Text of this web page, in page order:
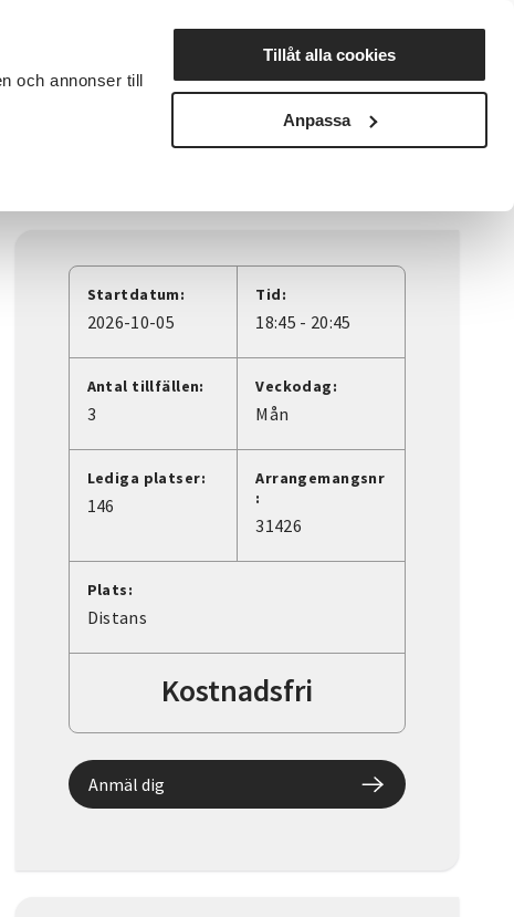
och annonser till
Tillåt alla cookies
Anpassa
Nyheter Avdelningar
Startdatum:
2026-10-05
Tid:
18:45 - 20:45
Antal tillfällen:
3
Veckodag:
Mån
Lediga platser:
146
Arrangemangsnr
:
31426
Plats:
Distans
Kostnadsfri
Anmäl dig